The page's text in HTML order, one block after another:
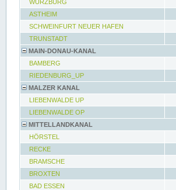
WÜRZBURG
ASTHEIM
SCHWEINFURT NEUER HAFEN
TRUNSTADT
MAIN-DONAU-KANAL
BAMBERG
RIEDENBURG_UP
MALZER KANAL
LIEBENWALDE UP
LIEBENWALDE OP
MITTELLANDKANAL
HÖRSTEL
RECKE
BRAMSCHE
BROXTEN
BAD ESSEN